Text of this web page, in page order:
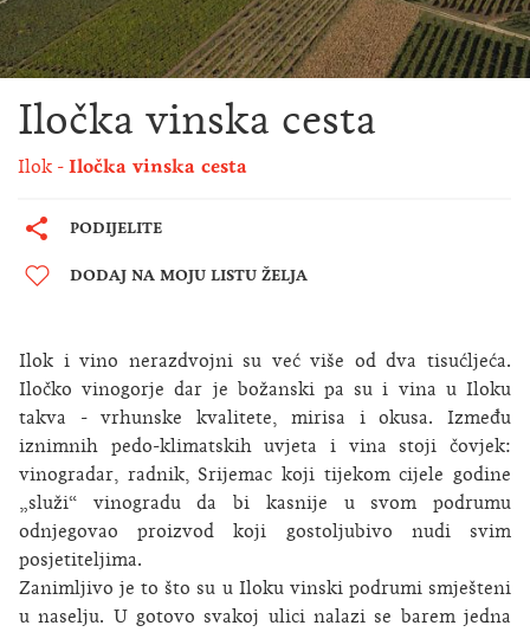
Iločka vinska cesta
Ilok Iločka vinska cesta
PODIJELITE
DODAJ NA MOJU LISTU ŽELJA
Ilok i vino nerazdvojni su već više od dva tisućljeća.
Iločko vinogorje dar je božanski pa su i vina u Iloku
takva - vrhunske kvalitete, mirisa i okusa. Između
iznimnih pedo-klimatskih uvjeta i vina stoji čovjek:
vinogradar, radnik, Srijemac koji tijekom cijele godine
„služi“ vinogradu da bi kasnije u svom podrumu
odnjegovao proizvod koji gostoljubivo nudi svim
posjetiteljima.
Zanimljivo je to što su u Iloku vinski podrumi smješteni
u naselju. U gotovo svakoj ulici nalazi se barem jedna